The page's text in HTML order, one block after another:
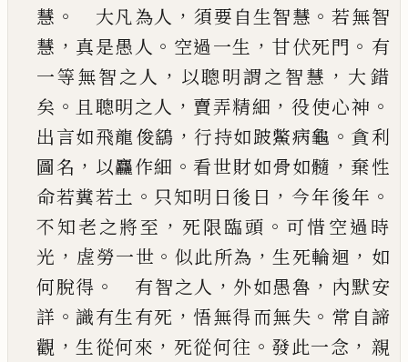
慧 。 大凡為人 ， 須要自生智慧 。 若無智
慧 ， 真是愚人 。 空過一生 ， 甘伏死門 。 有
一等無智之人 ， 以聰明謂之智慧 ， 大錯
矣 。 且聰明之人 ， 賣弄精細 ， 役使心神 。
出言如飛龍俊鷂 ， 行持如跛鱉病龜 。 貪利
圖名 ， 以麤作細 。 看世財如骨如髓 ， 棄性
命若糞若土 。 只知明日後日 ， 今年後年 。
不知老之將至 ， 死限臨頭 。 可惜空過時
光 ， 虗勞一世 。 似此所為 ， 生死輪迴 ， 如
何脫得 。 有智之人 ， 外如愚魯 ， 內默安
詳 。 識有生有死 ， 悟無得而無失 。 常自諦
觀 ， 生從何來 ， 死從何往 。 發此一念 ， 親